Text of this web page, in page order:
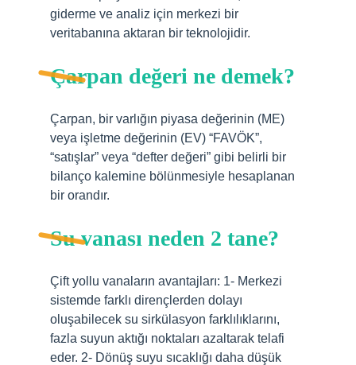
giderme ve analiz için merkezi bir
veritabanına aktaran bir teknolojidir.
Çarpan değeri ne demek?
Çarpan, bir varlığın piyasa değerinin (ME)
veya işletme değerinin (EV) “FAVÖK”,
“satışlar” veya “defter değeri” gibi belirli bir
bilanço kalemine bölünmesiyle hesaplanan
bir orandır.
Su vanası neden 2 tane?
Çift yollu vanaların avantajları: 1- Merkezi
sistemde farklı dirençlerden dolayı
oluşabilecek su sirkülasyon farklılıklarını,
fazla suyun aktığı noktaları azaltarak telafi
eder. 2- Dönüş suyu sıcaklığı daha düşük